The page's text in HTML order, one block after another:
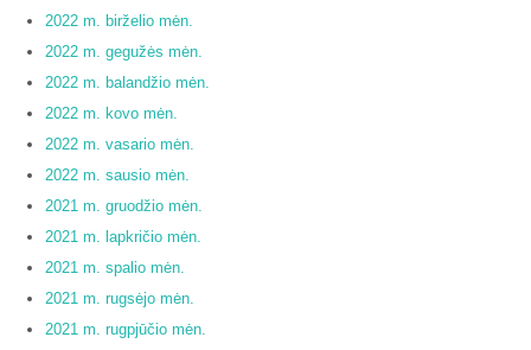
2022 m. birželio mėn.
2022 m. gegužės mėn.
2022 m. balandžio mėn.
2022 m. kovo mėn.
2022 m. vasario mėn.
2022 m. sausio mėn.
2021 m. gruodžio mėn.
2021 m. lapkričio mėn.
2021 m. spalio mėn.
2021 m. rugsėjo mėn.
2021 m. rugpjūčio mėn.